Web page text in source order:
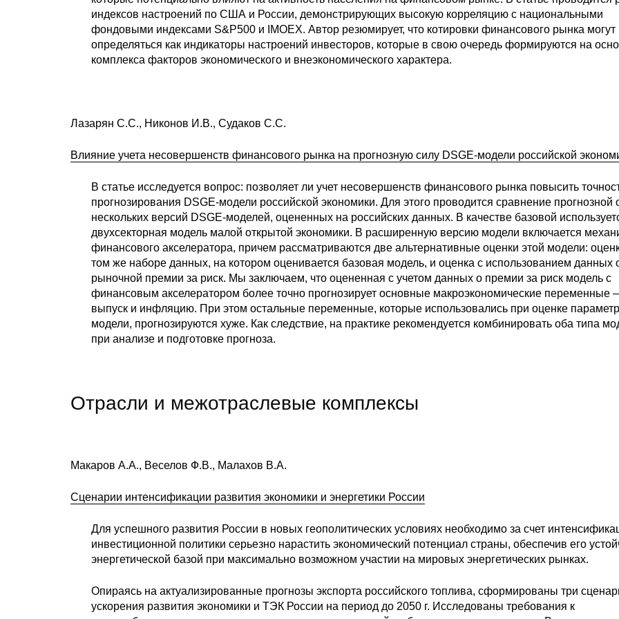
индексов настроений по США и России, демонстрирующих высокую корреляцию с национальными
фондовыми индексами S&P500 и IMOEX. Автор резюмирует, что котировки финансового рынка могут
определяться как индикаторы настроений инвесторов, которые в свою очередь формируются на
комплекса факторов экономического и внеэкономического характера.
Лазарян С.С., Никонов И.В., Судаков С.С.
Влияние учета несовершенств финансового рынка на прогнозную силу DSGE-модели российской
В статье исследуется вопрос: позволяет ли учет несовершенств финансового рынка повысить
прогнозирования DSGE-модели российской экономики. Для этого проводится сравнение прогнозной
нескольких версий DSGE-моделей, оцененных на российских данных. В качестве базовой
двухсекторная модель малой открытой экономики. В расширенную версию модели включается
финансового акселератора, причем рассматриваются две альтернативные оценки этой модели:
том же наборе данных, на котором оценивается базовая модель, и оценка с использованием данных
рыночной премии за риск. Мы заключаем, что оцененная с учетом данных о премии за риск модель с
финансовым акселератором более точно прогнозирует основные макроэкономические переменные –
выпуск и инфляцию. При этом остальные переменные, которые использовались при оценке
модели, прогнозируются хуже. Как следствие, на практике рекомендуется комбинировать оба типа
при анализе и подготовке прогноза.
Отрасли и межотраслевые комплексы
Макаров А.А., Веселов Ф.В., Малахов В.А.
Сценарии интенсификации развития экономики и энергетики России
Для успешного развития России в новых геополитических условиях необходимо за счет
инвестиционной политики серьезно нарастить экономический потенциал страны, обеспечив его
энергетической базой при максимально возможном участии на мировых энергетических рынках.
Опираясь на актуализированные прогнозы экспорта российского топлива, сформированы три
ускорения развития экономики и ТЭК России на период до 2050 г. Исследованы требования к